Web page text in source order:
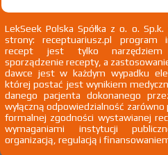
Wszystkie dawki leku
LekSeek Polska Spółka z o. o.
strony: receptuariusz.pl program
recept jest tylko narzędziem
sporządzenie recepty, a
dawce jest w każdym wypadku
której postać jest wynikiem
danego pacjenta dokonanego
wyłączną odpowiedzialność
formalnej zgodności wystawianej
wymaganiami instytucji
organizacją, regulacją i